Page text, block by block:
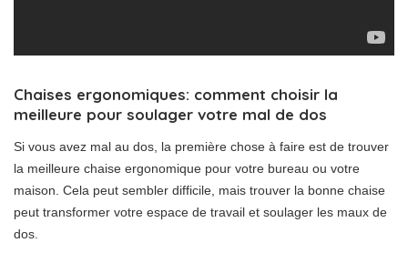
Chaises ergonomiques: comment choisir la
meilleure pour soulager votre mal de dos
Si vous avez mal au dos, la première chose à faire est de trouver
la meilleure chaise ergonomique pour votre bureau ou votre
maison. Cela peut sembler difficile, mais trouver la bonne chaise
peut transformer votre espace de travail et soulager les maux de
dos.